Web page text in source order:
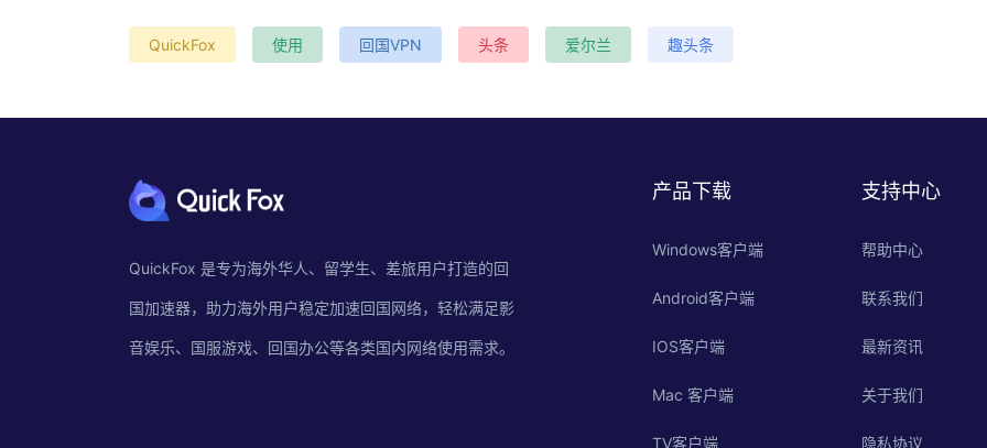
QuickFox 使用 回国VPN 头条 爱尔兰 趣头条
QuickFox 是专为海外华人、留学生、差旅用户打造的回
国加速器，助力海外用户稳定加速回国网络，轻松满足影
音娱乐、国服游戏、回国办公等各类国内网络使用需求。
产品下载
Windows客户端
Android客户端
IOS客户端
Mac 客户端
TV客户端
支持中心
帮助中心
联系我们
最新资讯
关于我们
隐私协议